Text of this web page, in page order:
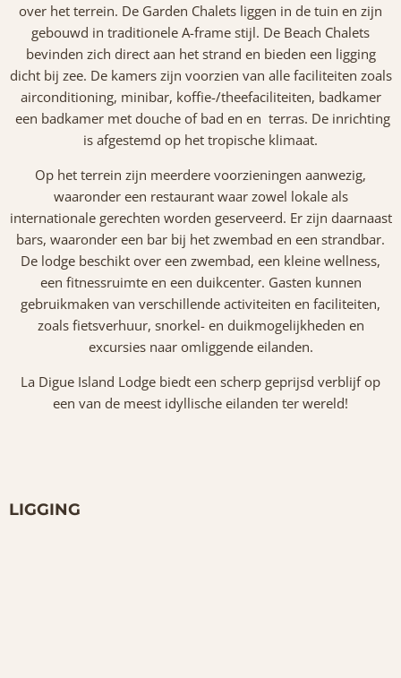
over het terrein. De Garden Chalets liggen in de tuin en zijn
gebouwd in traditionele A-frame stijl. De Beach Chalets
bevinden zich direct aan het strand en bieden een ligging
dicht bij zee. De kamers zijn voorzien van alle faciliteiten zoals
airconditioning, minibar, koffie-/theefaciliteiten, badkamer
een badkamer met douche of bad en en terras. De inrichting
is afgestemd op het tropische klimaat.
Op het terrein zijn meerdere voorzieningen aanwezig,
waaronder een restaurant waar zowel lokale als
internationale gerechten worden geserveerd. Er zijn daarnaast
bars, waaronder een bar bij het zwembad en een strandbar.
De lodge beschikt over een zwembad, een kleine wellness,
een fitnessruimte en een duikcenter. Gasten kunnen
gebruikmaken van verschillende activiteiten en faciliteiten,
zoals fietsverhuur, snorkel- en duikmogelijkheden en
excursies naar omliggende eilanden.
La Digue Island Lodge biedt een scherp geprijsd verblijf op
een van de meest idyllische eilanden ter wereld!
LIGGING